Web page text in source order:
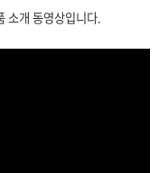
소개 동영상입니다.